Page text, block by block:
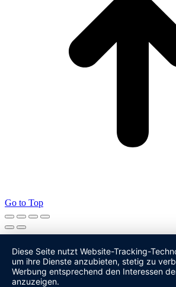
Go to Top
Diese Seite nutzt Website-Tracking-
um ihre Dienste anzubieten, stetig zu
Werbung entsprechend den Interessen
anzuzeigen.